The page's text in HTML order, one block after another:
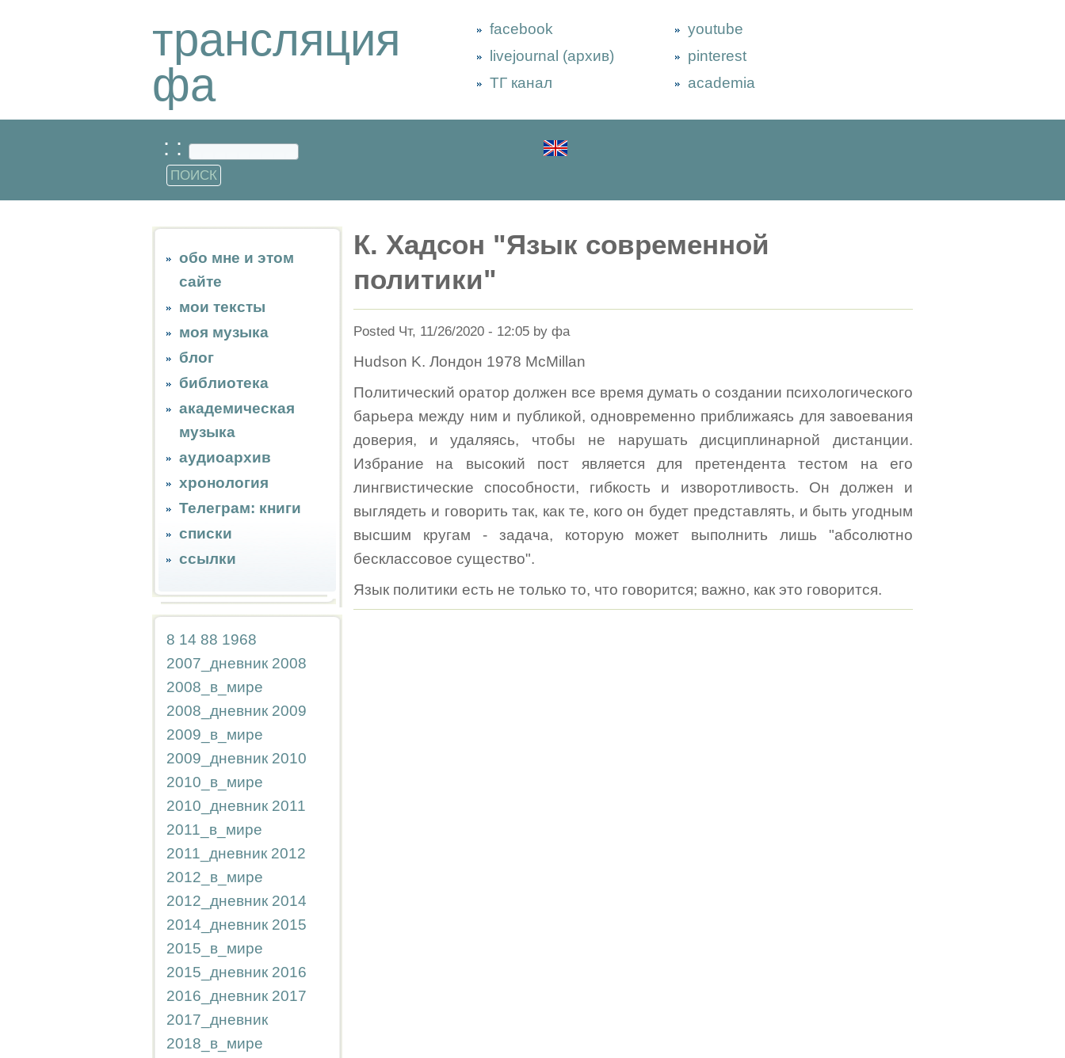
трансляция
фа
facebook
livejournal (архив)
ТГ канал
youtube
pinterest
academia
: :
обо мне и этом
сайте
мои тексты
моя музыка
блог
библиотека
академическая
музыка
аудиоархив
хронология
Телеграм: книги
списки
ссылки
8 14 88 1968
2007_дневник 2008
2008_в_мире
2008_дневник 2009
2009_в_мире
2009_дневник 2010
2010_в_мире
2010_дневник 2011
2011_в_мире
2011_дневник 2012
2012_в_мире
2012_дневник 2014
2014_дневник 2015
2015_в_мире
2015_дневник 2016
2016_дневник 2017
2017_дневник
2018_в_мире
К. Хадсон "Язык современной
политики"
Posted Чт, 11/26/2020 - 12:05 by фа
Hudson K. Лондон 1978 McMillan
Политический оратор должен все время думать о создании психологического
барьера между ним и публикой, одновременно приближаясь для завоевания
доверия, и удаляясь, чтобы не нарушать дисциплинарной дистанции.
Избрание на высокий пост является для претендента тестом на его
лингвистические способности, гибкость и изворотливость. Он должен и
выглядеть и говорить так, как те, кого он будет представлять, и быть угодным
высшим кругам - задача, которую может выполнить лишь "абсолютно
бесклассовое существо".
Язык политики есть не только то, что говорится; важно, как это говорится.